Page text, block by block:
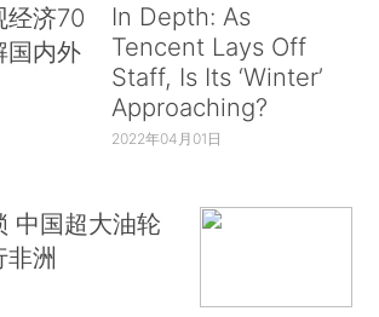
经济70
国内外
In Depth: As
Tencent Lays Off
Staff, Is Its ‘Winter’
Approaching?
2022年04月01日
中国超大油轮
非洲